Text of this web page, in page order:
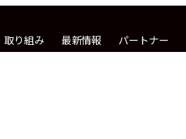
取り組み 最新情報 パートナー